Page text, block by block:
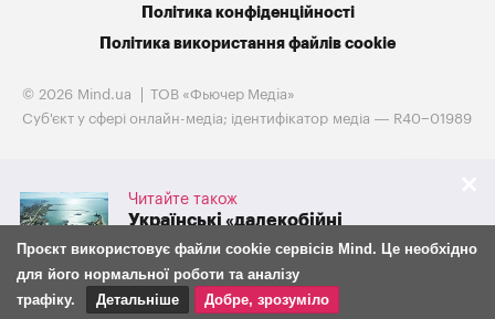
Читайте також
Українські «далекобійні
санкції» обвалили експорт
російського зерна на 38%
Політика конфіденційності
Політика використання файлів cookie
© 2026 Mind.ua
ТОВ «Фьючер Медiа»
Cуб'єкт у сфері онлайн-медіа; ідентифікатор медіа — R40−01989
Проєкт використовує файли cookie сервісів Mind. Це необхідно
для його нормальної роботи та аналізу
трафіку.
Детальніше Добре, зрозуміло